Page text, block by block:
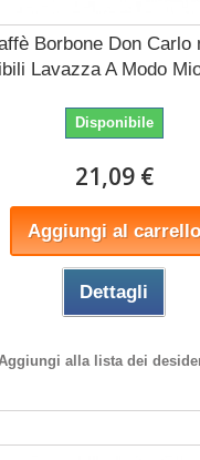
Borbone Don Carlo
Lavazza A Modo
Disponibile
21,09 €
Aggiungi al carrello
Dettagli
alla lista dei